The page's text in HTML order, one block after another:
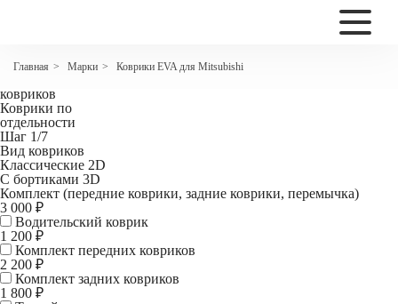
Главная > Марки > Коврики EVA для Mitsubishi
Коврики EVA для Mitsubishi Delica (IV) Правый руль
ковриков
Коврики по
отдельности
Шаг 1/7
Вид ковриков
Классические 2D
С бортиками 3D
Комплект (передние коврики, задние коврики, перемычка)
3 000 ₽
Водительский коврик
1 200 ₽
Комплект передних ковриков
2 200 ₽
Комплект задних ковриков
1 800 ₽